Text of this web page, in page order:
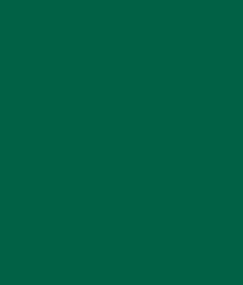
nouvelle fenêtre)
nouvelle fenêtre)